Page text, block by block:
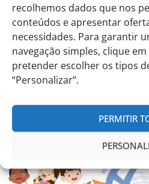
recolhemos dados que nos
conteúdos e apresentar
necessidades. Para garantir
navegação simples, clique
pretender escolher os tipos
“Personalizar”.
PERMITIR
CEE: 17 – 2024.2025 –
Orçamento Participativo –
01.10.2024